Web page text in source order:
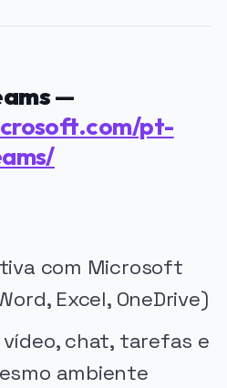
—
pt-
com Microsoft
Excel, OneDrive)
vídeo, chat, tarefas e
ambiente